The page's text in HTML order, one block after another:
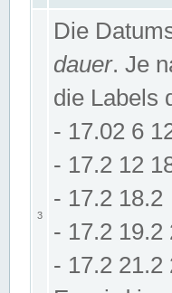
3
Die
dauer. Je
die Labels
- 17.02 6
- 17.2 12
- 17.2 18.2
- 17.2 19.2
- 17.2 21.2